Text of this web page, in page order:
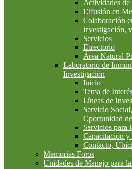
Actividades de
Difusión en
Colaboración
investigación,
Servicios
Directorio
Área Natural
Laboratorio de
Investigación
Inicio
Tema de Interés
Líneas de
Servicio
Oportunidad
Servicios para
Capacitación
Contacto,
Memorias Foros
Unidades de Manejo para